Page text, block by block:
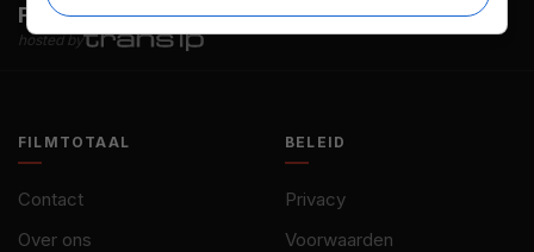
FilmTotaal.Hét online filmoverzicht.
hosted by
FILMTOTAAL
Contact
Over ons
BELEID
Privacy
Voorwaarden